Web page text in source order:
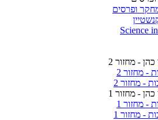
ופרסים
Science